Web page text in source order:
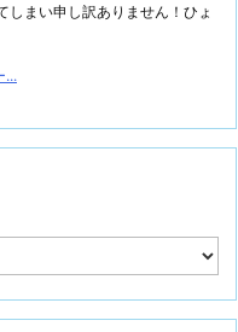
しまい申し訳ありません！ひょ
...